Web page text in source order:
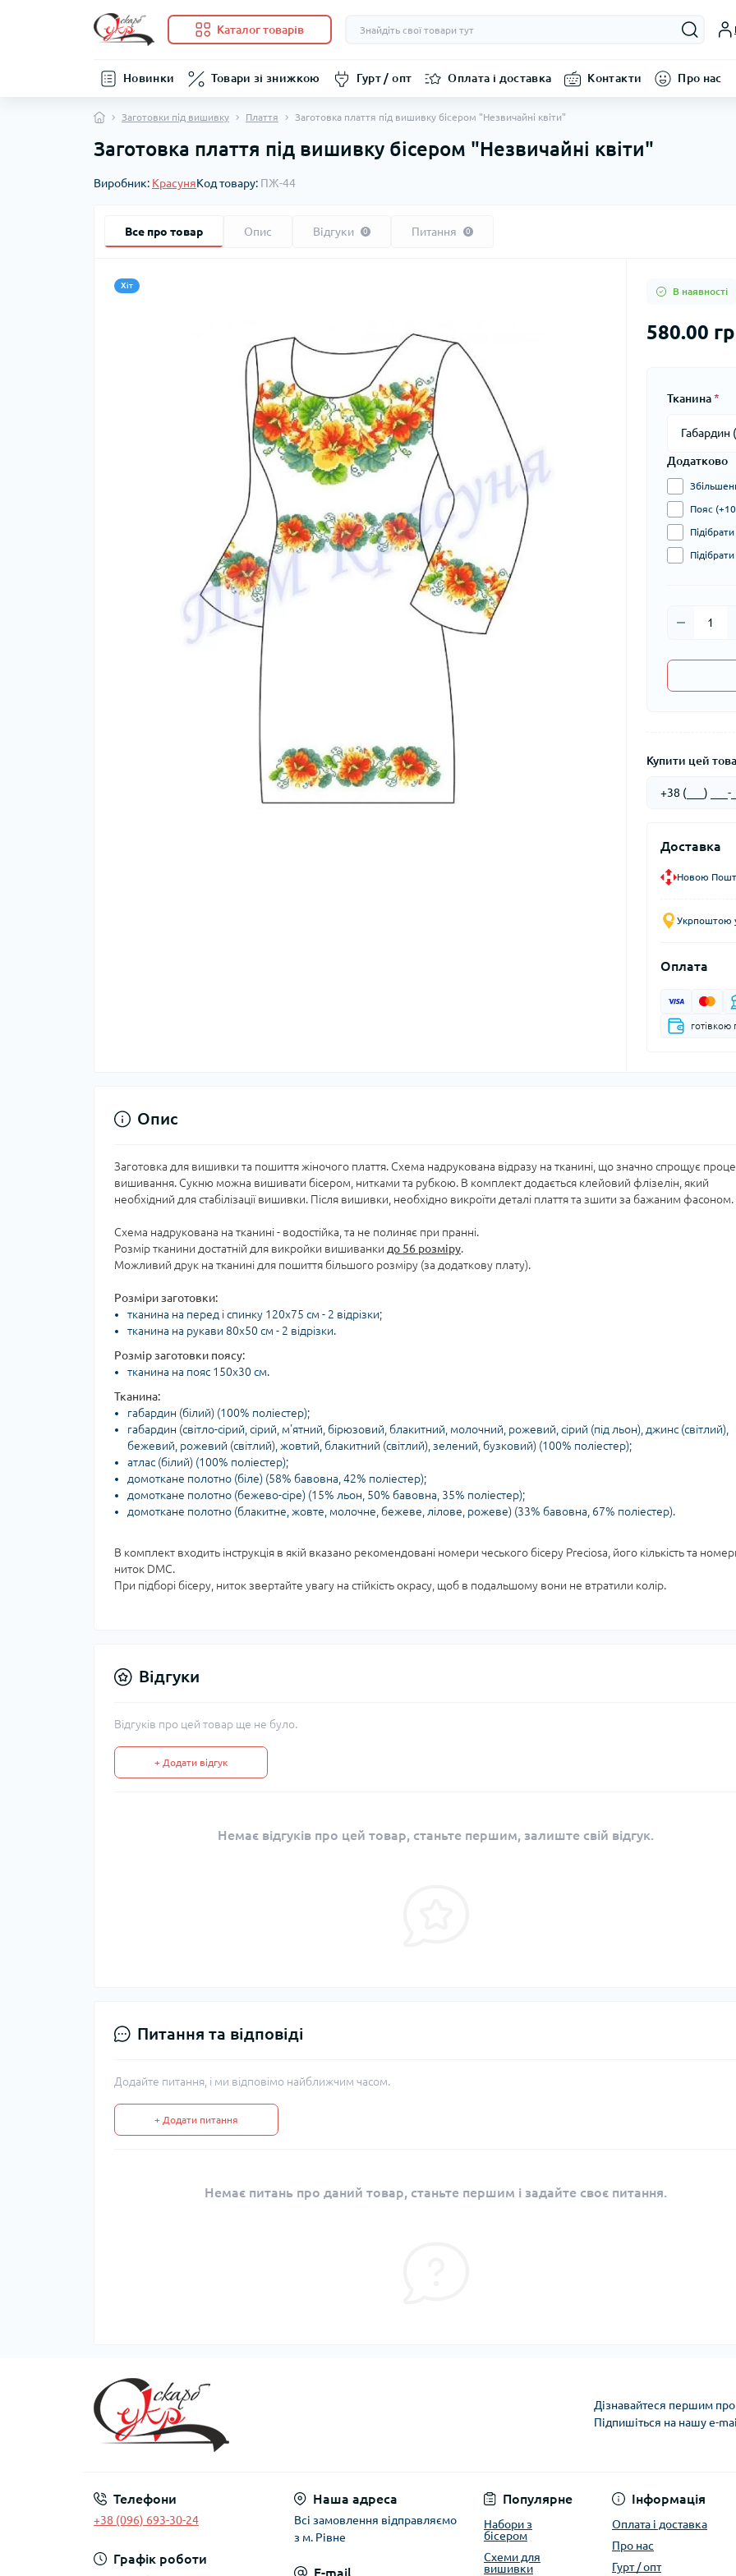
Каталог товарів
Новинки Товари зі знижкою Гурт / опт Оплата і доставка Контакти Про нас
Заготовки під вишивку Плаття Заготовка плаття під вишивку бісером "Незвичайні квіти"
Заготовка плаття під вишивку бісером "Незвичайні квіти"
Виробник: КрасуняКод товару: ПЖ-44
Все про товар Опис Відгуки 0 Питання 0
Хіт
В наявності
580.00
Тканина*
Додатково
Пояс
Купити цей
Доставка
Новою
Укрпоштою у
Оплата
готівкою
Опис
Заготовка для вишивки та пошиття жіночого плаття. Схема надрукована відразу на тканині, що значно спрощує
вишивання. Сукню можна вишивати бісером, нитками та рубкою. В комплект додається клейовий флізелін, який
необхідний для стабілізації вишивки. Після вишивки, необхідно викроїти деталі плаття та зшити за бажаним фасоном.
Схема надрукована на тканині - водостійка, та не полиняє при пранні.
Розмір тканини достатній для викройки вишиванки до 56 розміру.
Можливий друк на тканині для пошиття більшого розміру (за додаткову плату).
Розміри заготовки:
тканина на перед і спинку 120х75 см - 2 відрізки;
тканина на рукави 80х50 см - 2 відрізки.
Розмір заготовки поясу:
тканина на пояс 150х30 см.
Тканина:
габардин (білий) (100% поліестер);
габардин (світло-сірий, сірий, м'ятний, бірюзовий, блакитний, молочний, рожевий, сірий (під льон), джинс (світлий),
бежевий, рожевий (світлий), жовтий, блакитний (світлий), зелений, бузковий) (100% поліестер);
атлас (білий) (100% поліестер);
домоткане полотно (біле) (58% бавовна, 42% поліестер);
домоткане полотно (бежево-сіре) (15% льон, 50% бавовна, 35% поліестер);
домоткане полотно (блакитне, жовте, молочне, бежеве, лілове, рожеве) (33% бавовна, 67% поліестер).
В комплект входить інструкція в якій вказано рекомендовані номери чеського бісеру Preciosa, його кількість та
ниток DMC.
При підборі бісеру, ниток звертайте увагу на стійкість окрасу, щоб в подальшому вони не втратили колір.
Відгуки
Відгуків про цей товар ще не було.
+ Додати відгук
Немає відгуків про цей товар, станьте першим, залиште свій відгук.
Питання та відповіді
Додайте питання, і ми відповімо найближчим часом.
+ Додати питання
Немає питань про даний товар, станьте першим і задайте своє питання.
Дізнавайтеся першим про
Підпишіться на нашу e-
Телефони
+38 (096) 693-30-24
Графік роботи
Наша адреса
Всі замовлення відправляємо
з м. Рівне
E-mail
Популярне
Набори з
бісером
Схеми для
вишивки
Інформація
Оплата і доставка
Про нас
Гурт / опт